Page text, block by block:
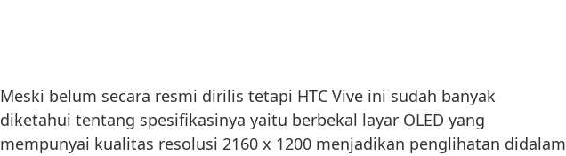
Meski belum secara resmi dirilis tetapi HTC Vive ini sudah banyak
diketahui tentang spesifikasinya yaitu berbekal layar OLED yang
mempunyai kualitas resolusi 2160 x 1200 menjadikan penglihatan didalam